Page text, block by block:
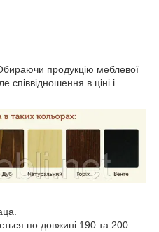
продукцію меблевої
в ціні і
по довжині 190 та 200.